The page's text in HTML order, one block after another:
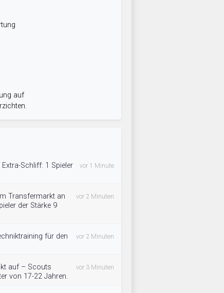
auf
Schliff: 1 Spieler
vor 1 Minute
Transfermarkt an
der Stärke 9
vor 2 Minuten
für den
vor 2 Minuten
auf – Scouts
von 17-22 Jahren.
vor 3 Minuten